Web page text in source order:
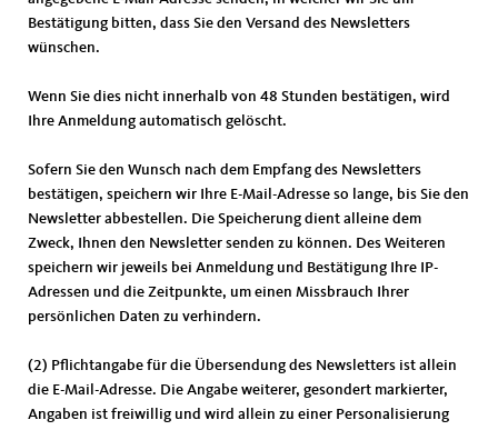
Bestätigung bitten, dass Sie den Versand des Newsletters
wünschen.
Wenn Sie dies nicht innerhalb von 48 Stunden bestätigen, wird
Ihre Anmeldung automatisch gelöscht.
Sofern Sie den Wunsch nach dem Empfang des Newsletters
bestätigen, speichern wir Ihre E-Mail-Adresse so lange, bis Sie den
Newsletter abbestellen. Die Speicherung dient alleine dem
Zweck, Ihnen den Newsletter senden zu können. Des Weiteren
speichern wir jeweils bei Anmeldung und Bestätigung Ihre IP-
Adressen und die Zeitpunkte, um einen Missbrauch Ihrer
persönlichen Daten zu verhindern.
(2) Pflichtangabe für die Übersendung des Newsletters ist allein
die E-Mail-Adresse. Die Angabe weiterer, gesondert markierter,
Angaben ist freiwillig und wird allein zu einer Personalisierung